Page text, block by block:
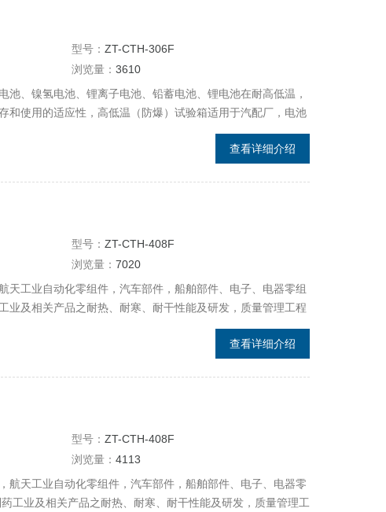
型号： ZT-CTH-306F
浏览量： 3610
池、镍氢电池、锂离子电池、铅蓄电池、锂电池在耐高低温，
和使用的适应性，高低温（防爆）试验箱适用于汽配厂，电池
查看详细介绍
型号： ZT-CTH-408F
浏览量： 7020
天工业自动化零组件，汽车部件，船舶部件、电子、电器零组
业及相关产品之耐热、耐寒、耐干性能及研发，质量管理工程
查看详细介绍
型号： ZT-CTH-408F
浏览量： 4113
航天工业自动化零组件，汽车部件，船舶部件、电子、电器零
工业及相关产品之耐热、耐寒、耐干性能及研发，质量管理工